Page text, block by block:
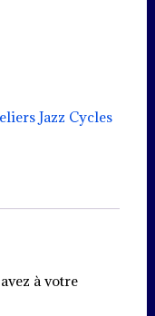
Jazz Cycles
à votre